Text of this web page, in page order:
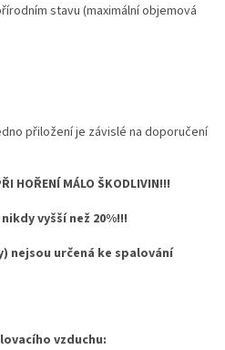
stavu (maximální objemová
přiložení je závislé na doporučení
HOŘENÍ MÁLO ŠKODLIVIN!!!
vyšší než 20%!!!
nejsou určená ke spalování
vzduchu: